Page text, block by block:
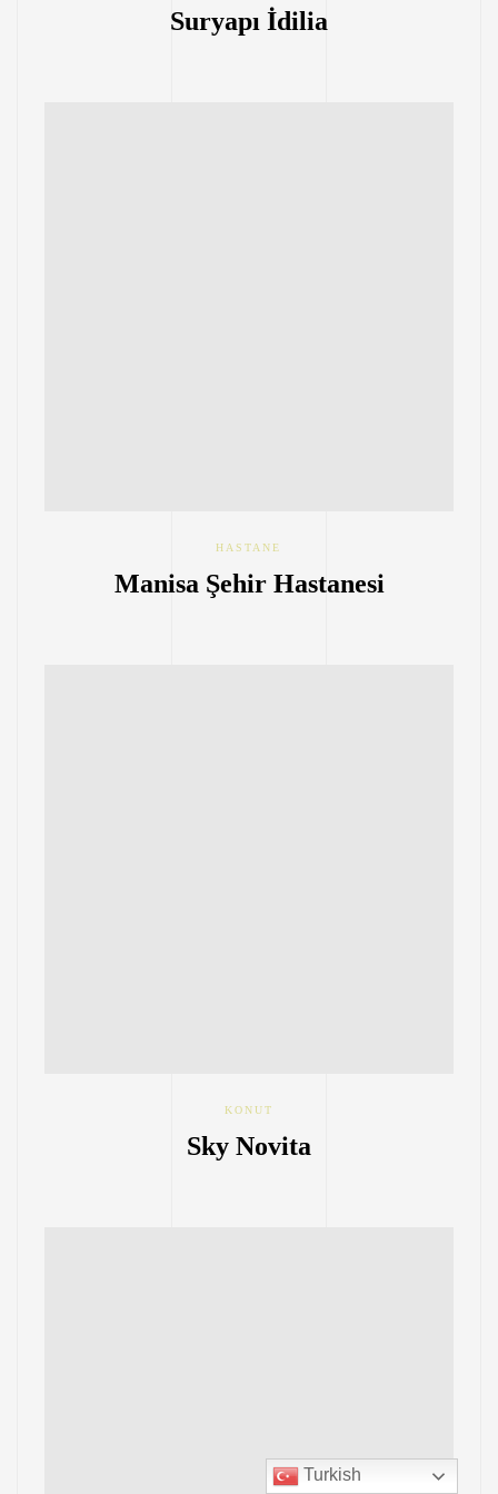
Suryapı İdilia
HASTANE
Manisa Şehir Hastanesi
KONUT
Sky Novita
Turkish